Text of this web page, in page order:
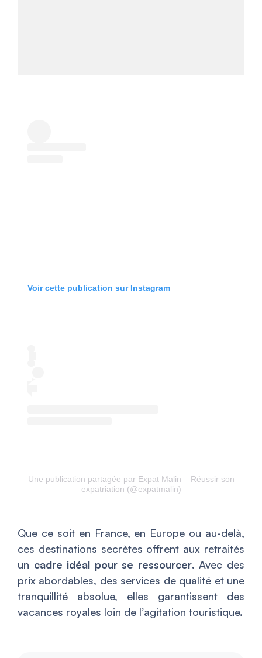
Voir cette publication sur Instagram
Une publication partagée par Expat Malin – Réussir son
expatriation (@expatmalin)
Que ce soit en France, en Europe ou au-delà,
ces destinations secrètes offrent aux retraités
un cadre idéal pour se ressourcer. Avec des
prix abordables, des services de qualité et une
tranquillité absolue, elles garantissent des
vacances royales loin de l’agitation touristique.